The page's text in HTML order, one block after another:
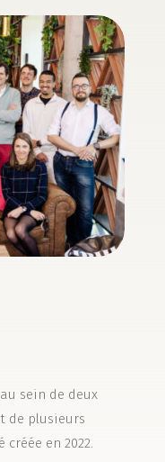
sein de deux
de plusieurs
créée en 2022.